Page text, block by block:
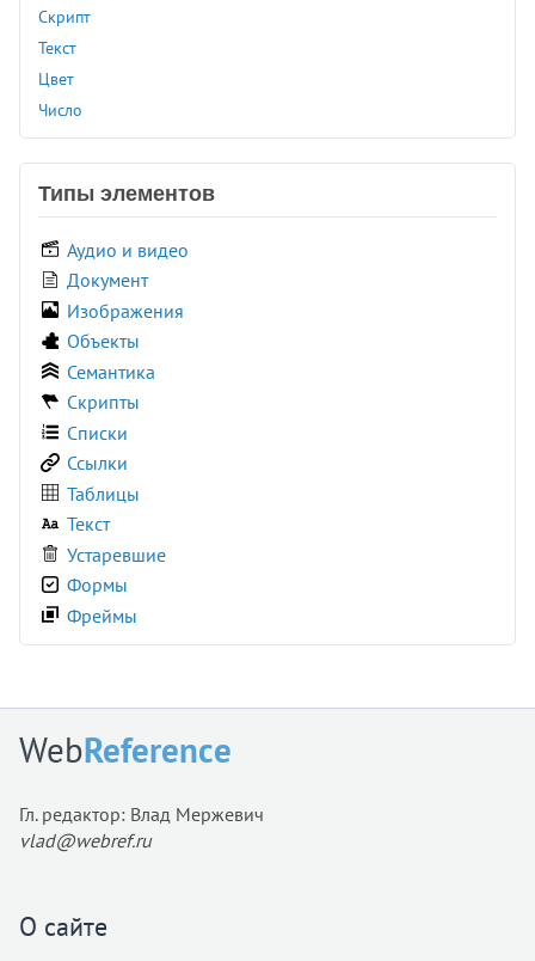
<u>
<ul>
<var>
<video>
<wbr>
Скрипт
Текст
Цвет
Число
Типы элементов
Аудио и видео
Документ
Изображения
Объекты
Семантика
Скрипты
Списки
Ссылки
Таблицы
Текст
Устаревшие
Формы
Фреймы
WebReference
Гл. редактор: Влад Мержевич
vlad@webref.ru
О сайте